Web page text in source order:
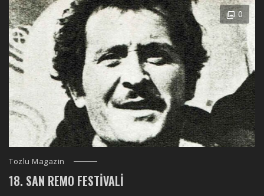
0
Tozlu Magazin
18. SAN REMO FESTIVALI